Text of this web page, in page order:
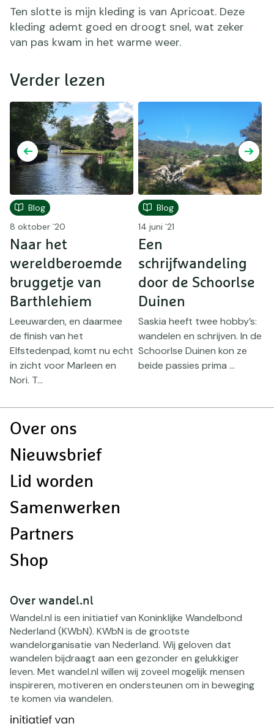
Ten slotte is mijn kleding is van Apricoat. Deze
kleding ademt goed en droogt snel, wat zeker
van pas kwam in het warme weer.
Verder lezen
Blog
8 oktober `20
Naar het
wereldberoemde
bruggetje van
Barthlehiem
Leeuwarden, en daarmee
de finish van het
Elfstedenpad, komt nu echt
in zicht voor Marleen en
Nori. T...
Blog
14 juni `21
Een
schrijfwandeling
door de Schoorlse
Duinen
Saskia heeft twee hobby’s:
wandelen en schrijven. In de
Schoorlse Duinen kon ze
beide passies prima ...
Doormat
Over ons
Nieuwsbrief
Lid worden
Samenwerken
Partners
Shop
Over wandel.nl
Wandel.nl is een initiatief van Koninklijke Wandelbond
Nederland (KWbN). KWbN is de grootste
wandelorganisatie van Nederland. Wij geloven dat
wandelen bijdraagt aan een gezonder en gelukkiger
leven. Met wandel.nl willen wij zoveel mogelijk mensen
inspireren, motiveren en ondersteunen om in beweging
te komen via wandelen.